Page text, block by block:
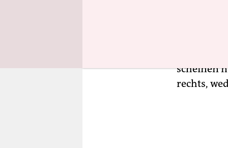
handelt,
„die
scheinen
rechts,